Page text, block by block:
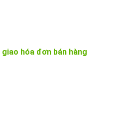
hóa đơn bán hàng